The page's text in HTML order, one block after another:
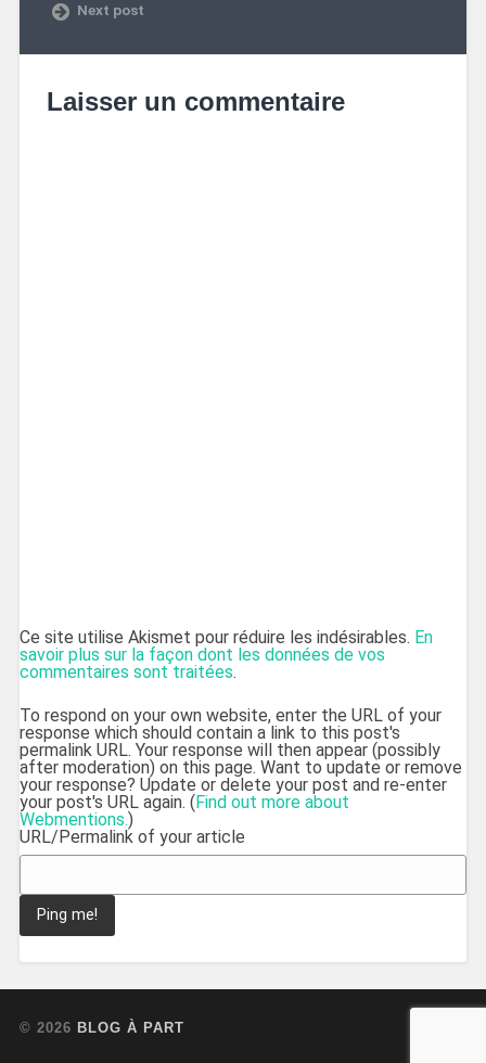
Next post
Laisser un commentaire
Ce site utilise Akismet pour réduire les indésirables. En
savoir plus sur la façon dont les données de vos
commentaires sont traitées.
To respond on your own website, enter the URL of your
response which should contain a link to this post's
permalink URL. Your response will then appear (possibly
after moderation) on this page. Want to update or remove
your response? Update or delete your post and re-enter
your post's URL again. ( Find out more about
Webmentions.)
URL/Permalink of your article
© 2026 BLOG À PART